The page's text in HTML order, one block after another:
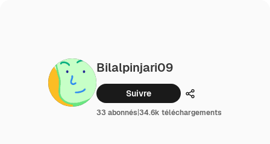
Bilalpinjari09
Suivre Partager
33 abonnés|34.6k téléchargements